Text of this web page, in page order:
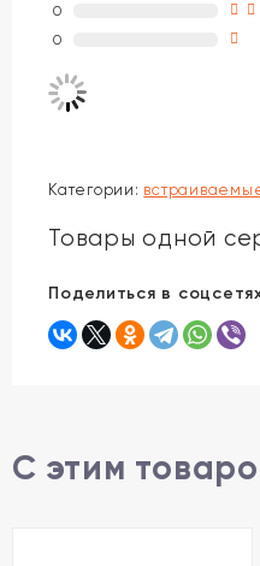
0
0
Категории:
Товары одной
Поделиться в